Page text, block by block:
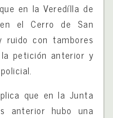
en la Veredílla de
el Cerro de San
ruido con tambores
petición anterior y
que en la Junta
anterior hubo una